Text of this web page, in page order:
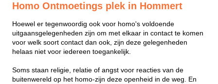
Homo Ontmoetings plek in Hommert
Hoewel er tegenwoordig ook voor homo's voldoende
uitgaansgelegenheden zijn om met elkaar in contact te komen
voor welk soort contact dan ook, zijn deze gelegenheden
helaas niet voor iedereen toegankelijk.
Soms staan religie, relatie of angst voor reacties van de
buitenwereld op het homo-zijn deze openheid in de weg. En